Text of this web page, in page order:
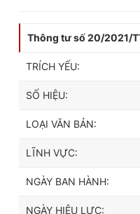
Thông tư số 20/2021/
TRÍCH YẾU:
SỐ HIỆU:
LOẠI VĂN BẢN:
LĨNH VỰC:
NGÀY BAN HÀNH:
NGÀY HIỆU LỰC: